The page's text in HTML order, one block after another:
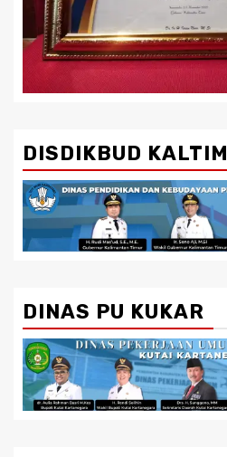
DISDIKBUD KALTIM
DINAS PU KUKAR